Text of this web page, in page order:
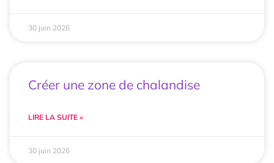
30 juin 2026
Créer une zone de chalandise
LIRE LA SUITE »
30 juin 2026